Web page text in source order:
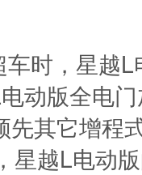
车时，星越
动版全电
先其它增程
星越L电动